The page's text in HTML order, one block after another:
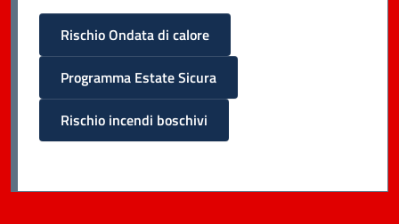
Rischio Ondata di calore
Programma Estate Sicura
Rischio incendi boschivi